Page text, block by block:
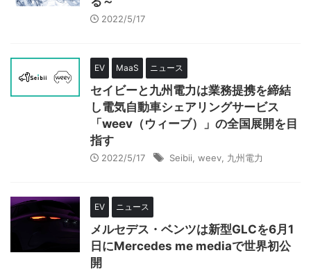
2022/5/17
EV MaaS ニュース
セイビーと九州電力は業務提携を締結
し電気自動車シェアリングサービス
「weev（ウィーブ）」の全国展開を目
指す
2022/5/17 Seibii weev 九州電力
EV ニュース
メルセデス・ベンツは新型GLCを6月1
日にMercedes me mediaで世界初公
開